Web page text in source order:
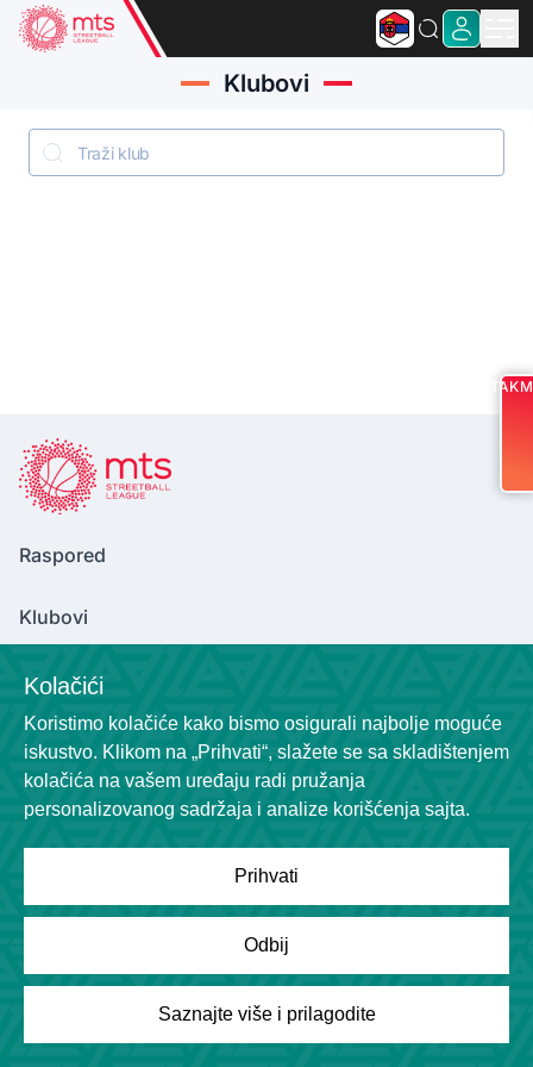
Klubovi
Raspored
Klubovi
Contact Us
marinkovicv2004@gmail.com
Socials
Powered by
League Engine
Tražite rešenje za svoju ligu?Kliknite ovde
Kolačići
Koristimo kolačiće kako bismo osigurali najbolje moguće
iskustvo. Klikom na „Prihvati“, slažete se sa skladištenjem
kolačića na vašem uređaju radi pružanja
personalizovanog sadržaja i analize korišćenja sajta.
Prihvati
Odbij
Saznajte više i prilagodite